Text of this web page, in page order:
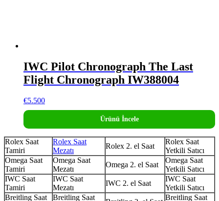
IWC Pilot Chronograph The Last
Flight Chronograph IW388004
€5.500
Ürünü İncele
Rolex Saat
Tamiri
Rolex Saat
Mezatı
Rolex 2. el Saat
Rolex Saat
Yetkili Satıcı
Omega Saat
Tamiri
Omega Saat
Mezatı
Omega 2. el Saat
Omega Saat
Yetkili Satıcı
IWC Saat
Tamiri
IWC Saat
Mezatı
IWC 2. el Saat
IWC Saat
Yetkili Satıcı
Breitling Saat
Breitling Saat
Breitling Saat